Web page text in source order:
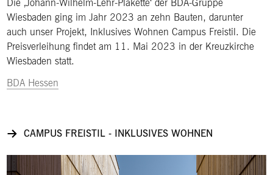
Die ‚Johann-Wilhelm-Lehr-Plakette‘ der BDA-Gruppe
Wiesbaden ging im Jahr 2023 an zehn Bauten, darunter
auch unser Projekt, Inklusives Wohnen Campus Freistil. Die
Preisverleihung findet am 11. Mai 2023 in der Kreuzkirche
Wiesbaden statt.
BDA Hessen
CAMPUS FREISTIL - INKLUSIVES WOHNEN